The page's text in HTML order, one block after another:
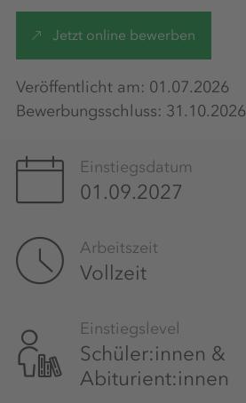
Jetzt online bewerben
Veröffentlicht am: 01.07.2026
Bewerbungsschluss: 31.10.2026
Einstiegsdatum
01.09.2027
Arbeitszeit
Vollzeit
Einstiegslevel
Schüler:innen &
Abiturient:innen